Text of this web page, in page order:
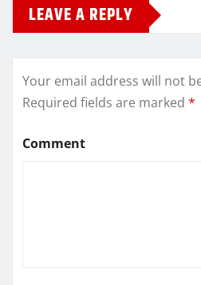
LEAVE A REPLY
Your email address will not
Required fields are marked *
Comment